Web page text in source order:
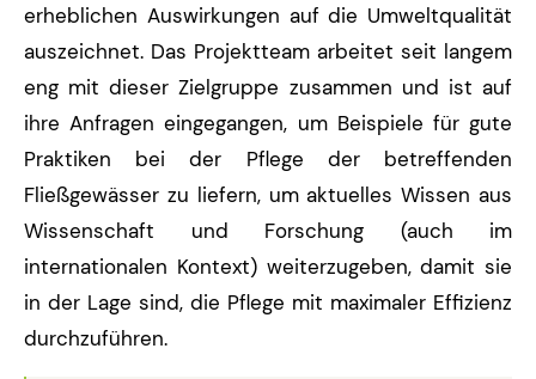
erheblichen Auswirkungen auf die Umweltqualität
auszeichnet. Das Projektteam arbeitet seit langem
eng mit dieser Zielgruppe zusammen und ist auf
ihre Anfragen eingegangen, um Beispiele für gute
Praktiken bei der Pflege der betreffenden
Fließgewässer zu liefern, um aktuelles Wissen aus
Wissenschaft und Forschung (auch im
internationalen Kontext) weiterzugeben, damit sie
in der Lage sind, die Pflege mit maximaler Effizienz
durchzuführen.